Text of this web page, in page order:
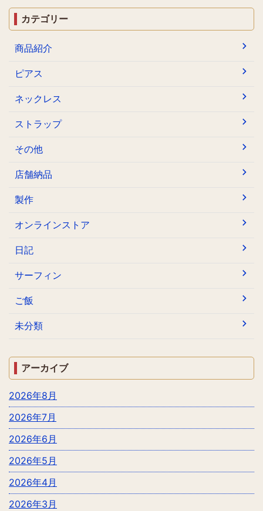
カテゴリー
商品紹介
ピアス
ネックレス
ストラップ
その他
店舗納品
製作
オンラインストア
日記
サーフィン
ご飯
未分類
アーカイブ
2026年8月
2026年7月
2026年6月
2026年5月
2026年4月
2026年3月